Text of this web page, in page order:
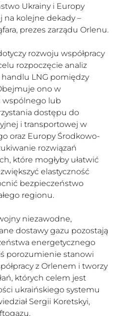
Ukrainy i Europy
na kolejne dekady –
prezes zarządu Orlenu.
rozwoju współpracy
rozpoczęcie analiz
LNG pomiędzy
ono w
wspólnego lub
dostępu do
i transportowej w
oraz Europy Środkowo-
rozwiązań
które mogłyby ułatwić
elastyczność
bezpieczeństwo
regionu.
niezawodne,
dostawy gazu pozostają
energetycznego
porozumienie stanowi
z Orlenem i tworzy
których celem jest
ukraińskiego systemu
Sergii Koretskyi,